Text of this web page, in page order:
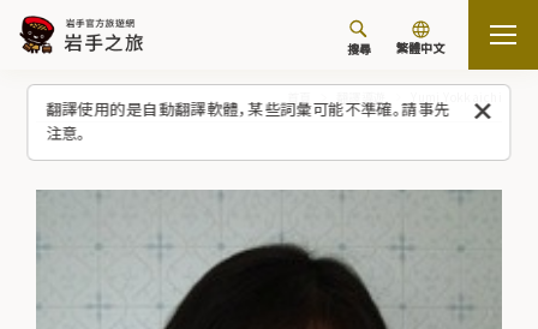
翻譯使用的是自動翻譯軟體，某些詞彙可能不準確。請事先
注意。
搜尋 繁體中文